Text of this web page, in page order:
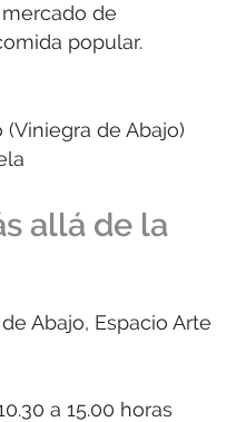
de
popular.
(Viniegra de Abajo)
allá de la
Abajo, Espacio Arte
a 15.00 horas